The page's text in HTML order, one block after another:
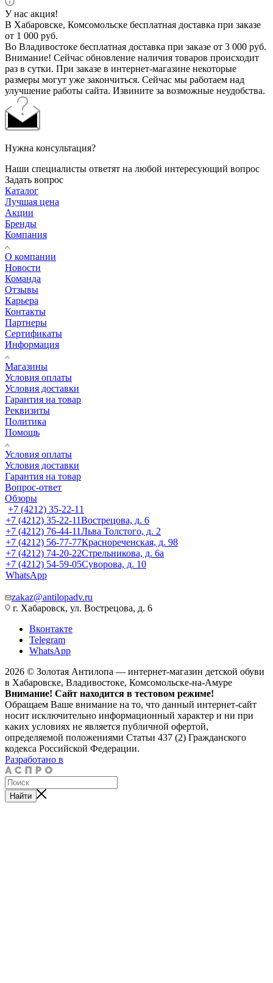
У нас акция!
В Хабаровске, Комсомольске бесплатная доставка при заказе
от 1 000 руб.
Во Владивостоке бесплатная доставка при заказе от 3 000 руб.
Внимание! Сейчас обновление наличия товаров происходит
раз в сутки. При заказе в интернет-магазине некоторые
размеры могут уже закончиться. Сейчас мы работаем над
улучшение работы сайта. Извините за возможные неудобства.
Нужна консультация?
Наши специалисты ответят на любой интересующий вопрос
Задать вопрос
Каталог
Лучшая цена
Акции
Бренды
Компания
О компании
Новости
Команда
Отзывы
Карьера
Контакты
Партнеры
Сертификаты
Информация
Магазины
Условия оплаты
Условия доставки
Гарантия на товар
Реквизиты
Политика
Помощь
Условия оплаты
Условия доставки
Гарантия на товар
Вопрос-ответ
Обзоры
+7 (4212) 35-22-11
+7 (4212) 35-22-11Вострецова, д. 6
+7 (4212) 76-44-11Льва Толстого, д. 2
+7 (4212) 56-77-77Краснореченская, д. 98
+7 (4212) 74-20-22Стрельникова, д. 6а
+7 (4212) 54-59-05Суворова, д. 10
WhatsApp
zakaz@antilopadv.ru
г. Хабаровск, ул. Вострецова, д. 6
Вконтакте
Telegram
WhatsApp
2026 © Золотая Антилопа — интернет-магазин детской обуви
в Хабаровске, Владивостоке, Комсомольске-на-Амуре
Внимание! Сайт находится в тестовом режиме!
Обращаем Ваше внимание на то, что данный интернет-сайт
носит исключительно информационный характер и ни при
каких условиях не является публичной офертой,
определяемой положениями Статьи 437 (2) Гражданского
кодекса Российской Федерации.
Разработано в
Найти